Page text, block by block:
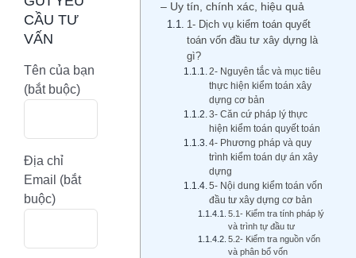
– Uy tín, chính xác, hiệu quả
1- Dịch vụ kiểm toán quyết
toán vốn đầu tư xây dựng là
gì?
2- Nguyên tắc và mục tiêu
thực hiện kiểm toán xây
dựng cơ bản
3- Căn cứ pháp lý thực
hiện kiểm toán quyết toán
4- Phương pháp và quy
trình kiểm toán dự án xây
dựng
5- Nội dung kiểm toán vốn
đầu tư xây dựng cơ bản
5.1- Kiểm tra tính pháp lý
và trình tự đầu tư
5.2- Kiểm tra nguồn vốn
và phân bổ vốn
CẦU TƯ
VẤN
Tên của bạn
(bắt buộc)
Địa chỉ
Email (bắt
buộc)